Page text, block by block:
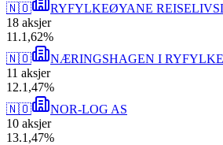
🇳🇴
RYFYLKEØYANE
18 aksjer
11 .1,62%
🇳🇴
NÆRINGSHAGEN I
11 aksjer
12.1,47%
🇳🇴
NOR-LOG AS
10 aksjer
13.1,47%